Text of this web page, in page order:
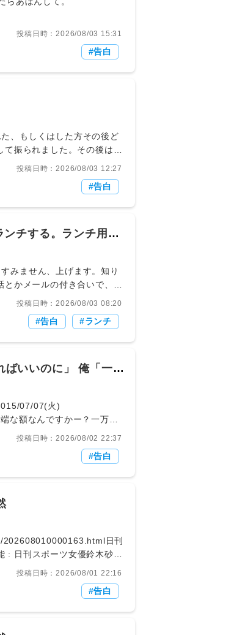
投稿日時：2026/08/03 15:31
告白
、もしくはした方その後ど
振られました。その後はま
ありました。都合いいなと
投稿日時：2026/08/03 12:27
告白
チする。ランチ用の
「実は生活保護を
かメールの付き合いで、年
りのいい店を選んでる。お
す。相談と言うのは、先日
そうなんだ･･･」としか言
なことは考えたこともあり
ランチとか出来ないってこ
言う事でもないのかな？だ
さんは私にどうしてほしい
投稿日時：2026/08/03 08:20
告白 ランチ
ばいいのに」 俺「一万
同僚がまさかの反応
07/07(火)
な額なんですかー？一万円
千円札持つようにしてるん
投稿日時：2026/08/02 22:37
告白
日刊
日刊スポーツ女優鈴木砂羽
スしたい人気俳優を実名告
つもね」と答えた。
投稿日時：2026/08/01 22:16
告白